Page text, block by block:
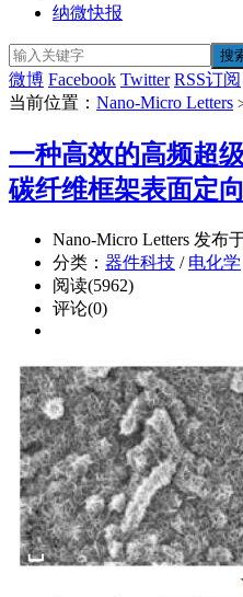
纳微快报
微博 Facebook Twitter RSS订阅
当前位置： Nano-Micro Letters
一种高效的高频超
碳纤维框架表面定
Nano-Micro Letters 发布
分类： 器件科技 / 电化学
阅读(5962)
评论(0)